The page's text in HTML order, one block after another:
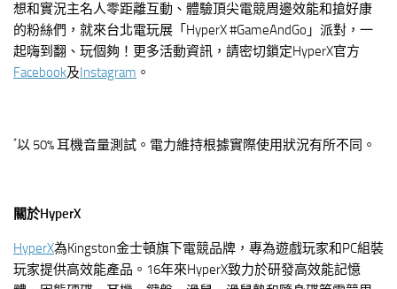
想和實況主名人零距離互動、體驗頂尖電競周邊效能和搶好康
的粉絲們，就來台北電玩展「HyperX #GameAndGo」派對，一
起嗨到翻、玩個夠！更多活動資訊，請密切鎖定HyperX官方
Facebook及 Instagram 。
*以 50% 耳機音量測試。電力維持根據實際使用狀況有所不同。
關於HyperX
HyperX為Kingston金士頓旗下電競品牌，專為遊戲玩家和PC組裝
玩家提供高效能產品。16年來HyperX致力於研發高效能記憶